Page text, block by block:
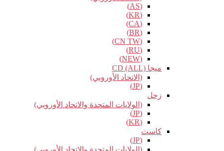
(AS)
(KR)
(CA)
(BR)
(CN TW)
(RU)
(NEW)
ميجا CD (ALL)
(الاتحاد الأوروبي)
(JP)
زحل
(الولايات المتحدة والاتحاد الأوروبي)
(JP)
(KR)
كاست
(JP)